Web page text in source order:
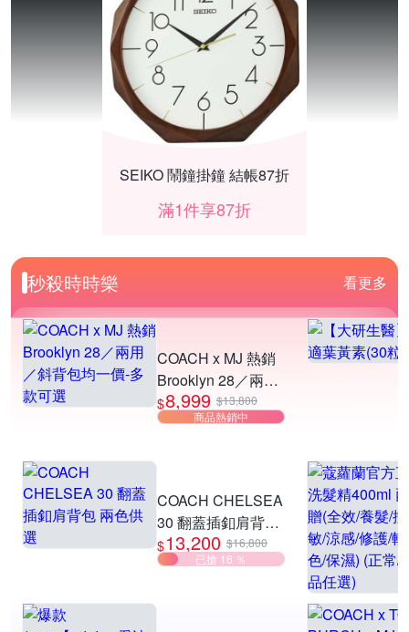
SEIKO 鬧鐘掛鐘 結帳87折
滿1件享87折
寵物飼料夜殺優惠🌙
滿$999折$50
秒殺時時樂 看更多
COACH x MJ 熱銷
Brooklyn 28／兩用
／斜背包均一價-多
款可選
$8,999 $13,800
商品熱銷中
COACH CHELSEA
30 翻蓋插釦肩背包
兩色供選
$13,200 $16,800
已搶 16 ％